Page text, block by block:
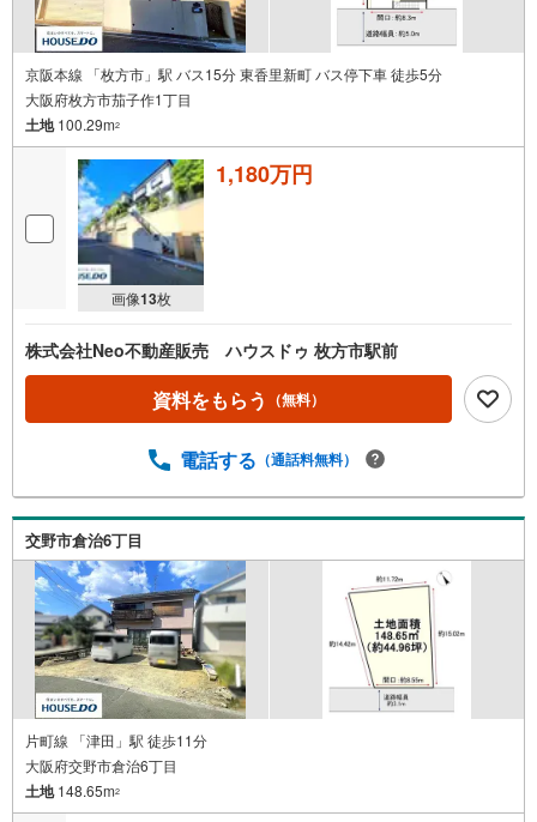
京阪本線 「枚方市」駅 バス15分 東香里新町 バス停下車 徒歩5分
大阪府枚方市茄子作1丁目
土地100.29m2
画像13枚
1,180万円
株式会社Neo不動産販売 ハウスドゥ 枚方市駅前
資料をもらう （無料）
電話する （通話料無料）
交野市倉治6丁目
片町線 「津田」駅 徒歩11分
大阪府交野市倉治6丁目
土地148.65m2